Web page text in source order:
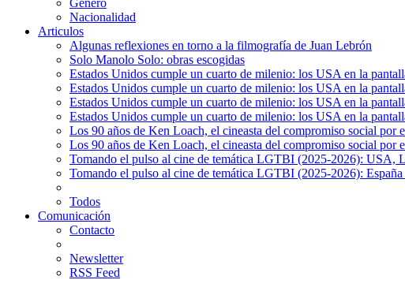
Nacionalidad
Articulos
Algunas reflexiones en torno a la filmografía de Juan Lebrón
Solo Manolo Solo: obras escogidas
Estados Unidos cumple un cuarto de milenio: los USA en la
Estados Unidos cumple un cuarto de milenio: los USA en la
Estados Unidos cumple un cuarto de milenio: los USA en la
Estados Unidos cumple un cuarto de milenio: los USA en la
Los 90 años de Ken Loach, el cineasta del compromiso social por
Los 90 años de Ken Loach, el cineasta del compromiso social por
Tomando el pulso al cine de temática LGTBI (2025-2026): USA,
Tomando el pulso al cine de temática LGTBI (2025-2026):
Todos
Comunicación
Contacto
Newsletter
RSS Feed